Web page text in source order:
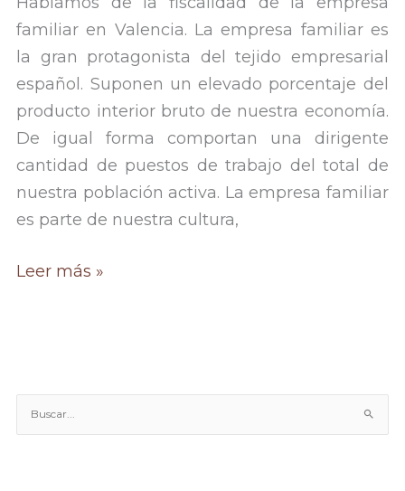
familiar en Valencia. La empresa familiar es
la gran protagonista del tejido empresarial
español. Suponen un elevado porcentaje del
producto interior bruto de nuestra economía.
De igual forma comportan una dirigente
cantidad de puestos de trabajo del total de
nuestra población activa. La empresa familiar
es parte de nuestra cultura,
La
Valencia
Leer más »